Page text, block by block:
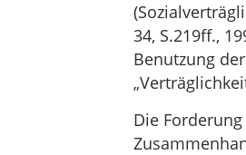
34, S.219ff.,
Benutzung
Die